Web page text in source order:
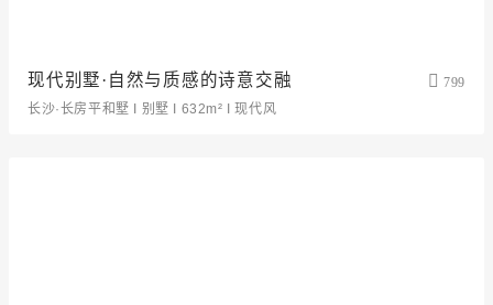
现代别墅·自然与质感的诗意交融
799
长沙·长房平和墅 I 别墅 I 632m² I 现代风